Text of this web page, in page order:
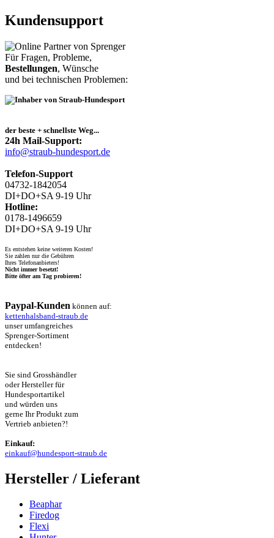
Kundensupport
Für Fragen, Probleme,
Bestellungen, Wünsche
und bei technischen Problemen:
der beste + schnellste Weg...
24h Mail-Support:
info@straub-hundesport.de
Telefon-Support
04732-1842054
DI+DO+SA 9-19 Uhr
Hotline:
0178-1496659
DI+DO+SA 9-19 Uhr
Es entstehen keine weiteren Kosten!
Sie zahlen nur die Gebühren
Ihres Telefonanbieters!
Nicht immer besetzt!
Bitte öfter am Tag probieren!
Paypal-Kunden können auf:
kettenhalsband-straub.de
unser umfangreiches
Sprenger-Sortiment
entdecken!
Sie sind Grosshändler
oder Hersteller für
Hundesportartikel
und würden uns
gerne Ihr Produkt zum
Vertrieb anbieten?!
Einkauf:
einkauf@hundesport-straub.de
Hersteller / Lieferant
Beaphar
Firedog
Flexi